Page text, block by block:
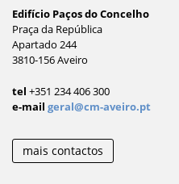
Edifício Paços do Concelho
Praça da República
Apartado 244
3810-156 Aveiro
tel +351 234 406 300
e-mail geral@cm-aveiro.pt
mais contactos